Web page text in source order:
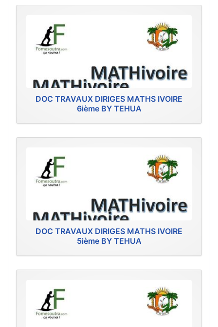
DOC TRAVAUX DIRIGES MATHS IVOIRE
6ième BY TEHUA
DOC TRAVAUX DIRIGES MATHS IVOIRE
5ième BY TEHUA